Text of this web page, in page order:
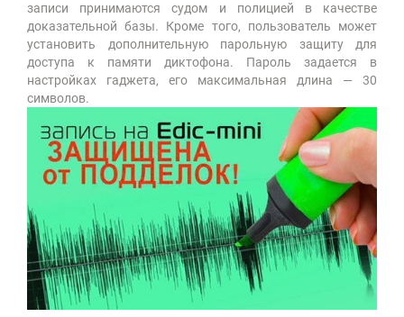
записи принимаются судом и полицией в качестве
доказательной базы. Кроме того, пользователь может
установить дополнительную парольную защиту для
доступа к памяти диктофона. Пароль задается в
настройках гаджета, его максимальная длина — 30
символов.